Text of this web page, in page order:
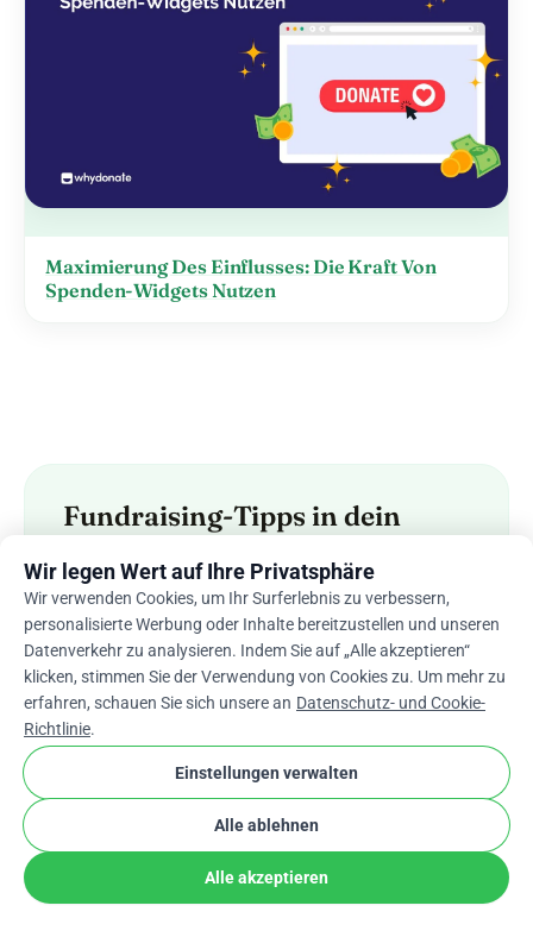
Maximierung Des Einflusses: Die Kraft Von
Spenden-Widgets Nutzen
Fundraising-Tipps in dein
Neues zu Spendenaktionen und frische
Fundraising-Ideen — kein Spam, jederzeit
abbestellbar.
Behalte alles, was du
sammelst
0 % Plattformgebühr
Wir legen Wert auf Ihre Privatsphäre
Wir verwenden Cookies, um Ihr Surferlebnis zu verbessern,
personalisierte Werbung oder Inhalte bereitzustellen und unseren
Datenverkehr zu analysieren. Indem Sie auf „Alle akzeptieren“
klicken, stimmen Sie der Verwendung von Cookies zu. Um mehr zu
erfahren, schauen Sie sich unsere an Datenschutz- und Cookie-
Richtlinie.
Einstellungen verwalten
Alle ablehnen
Alle akzeptieren